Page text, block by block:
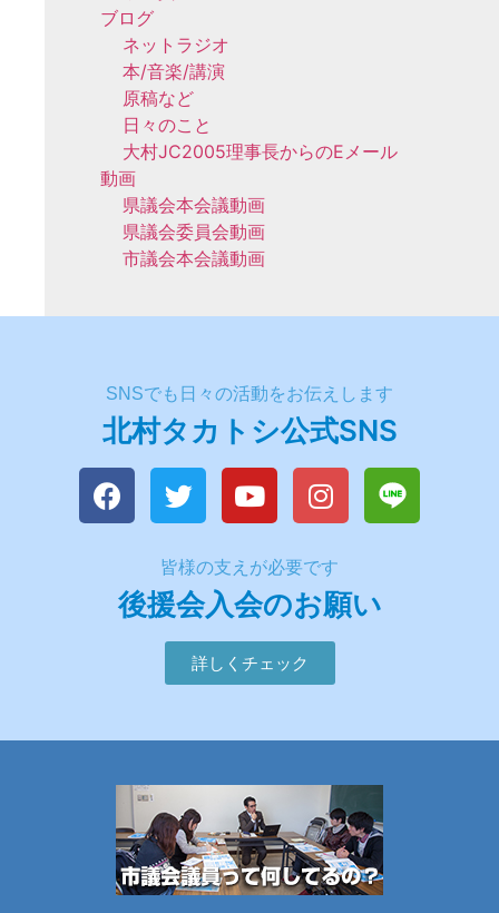
ブログ
ネットラジオ
本/音楽/講演
原稿など
日々のこと
大村JC2005理事長からのEメール
動画
県議会本会議動画
県議会委員会動画
市議会本会議動画
北村タカトシ公式SNS
SNSでも日々の活動をお伝えします
後援会入会のお願い
皆様の支えが必要です
詳しくチェック